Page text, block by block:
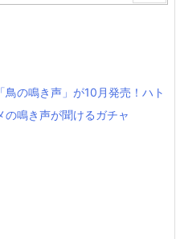
鳥の鳴き声」が10月発売！ハト
の鳴き声が聞けるガチャ